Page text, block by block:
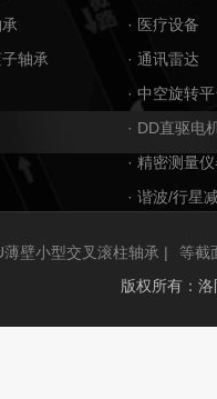
轴承
· 医疗设备
· 通讯雷达
· 中空旋转
· DD直驱电
· 精密测量
· 谐波/行星
薄壁小型交叉滚柱轴承 |
等截
版权所有：